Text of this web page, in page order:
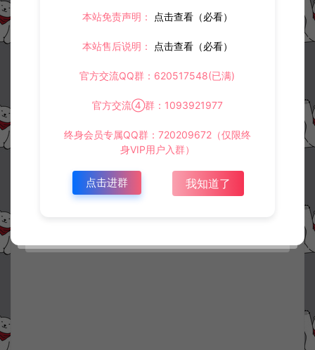
本站免责声明： 点击查看（必看）
本站售后说明： 点击查看（必看）
官方交流QQ群：620517548(已满)
官方交流④群：1093921977
终身会员专属QQ群：720209672（仅限终
身VIP用户入群）
点击进群 我知道了